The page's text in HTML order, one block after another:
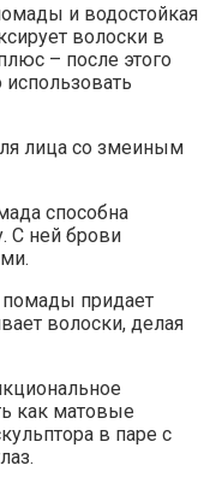
и водостойкая
волоски в
– после этого
лица со змеиным
способна
С ней брови
помады придает
волоски, делая
как матовые
в паре с